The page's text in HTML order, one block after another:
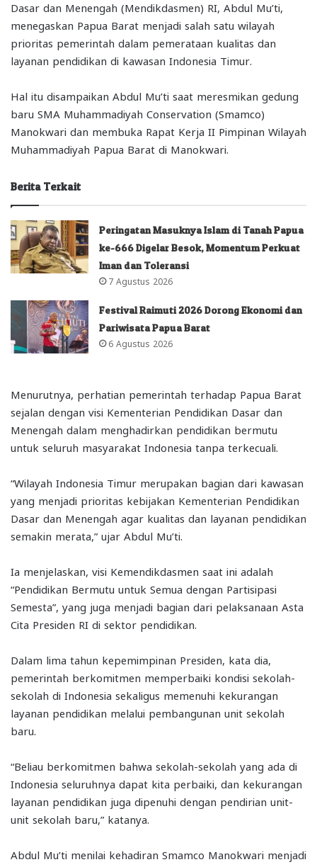
Dasar dan Menengah (Mendikdasmen) RI, Abdul Mu’ti,
menegaskan Papua Barat menjadi salah satu wilayah
prioritas pemerintah dalam pemerataan kualitas dan
layanan pendidikan di kawasan Indonesia Timur.
Hal itu disampaikan Abdul Mu’ti saat meresmikan gedung
baru SMA Muhammadiyah Conservation (Smamco)
Manokwari dan membuka Rapat Kerja II Pimpinan Wilayah
Muhammadiyah Papua Barat di Manokwari.
Berita Terkait
Peringatan Masuknya Islam di Tanah Papua
ke-666 Digelar Besok, Momentum Perkuat
Iman dan Toleransi
7 Agustus 2026
Festival Raimuti 2026 Dorong Ekonomi dan
Pariwisata Papua Barat
6 Agustus 2026
Menurutnya, perhatian pemerintah terhadap Papua Barat
sejalan dengan visi Kementerian Pendidikan Dasar dan
Menengah dalam menghadirkan pendidikan bermutu
untuk seluruh masyarakat Indonesia tanpa terkecuali.
“Wilayah Indonesia Timur merupakan bagian dari kawasan
yang menjadi prioritas kebijakan Kementerian Pendidikan
Dasar dan Menengah agar kualitas dan layanan pendidikan
semakin merata,” ujar Abdul Mu’ti.
Ia menjelaskan, visi Kemendikdasmen saat ini adalah
“Pendidikan Bermutu untuk Semua dengan Partisipasi
Semesta”, yang juga menjadi bagian dari pelaksanaan Asta
Cita Presiden RI di sektor pendidikan.
Dalam lima tahun kepemimpinan Presiden, kata dia,
pemerintah berkomitmen memperbaiki kondisi sekolah-
sekolah di Indonesia sekaligus memenuhi kekurangan
layanan pendidikan melalui pembangunan unit sekolah
baru.
“Beliau berkomitmen bahwa sekolah-sekolah yang ada di
Indonesia seluruhnya dapat kita perbaiki, dan kekurangan
layanan pendidikan juga dipenuhi dengan pendirian unit-
unit sekolah baru,” katanya.
Abdul Mu’ti menilai kehadiran Smamco Manokwari menjadi